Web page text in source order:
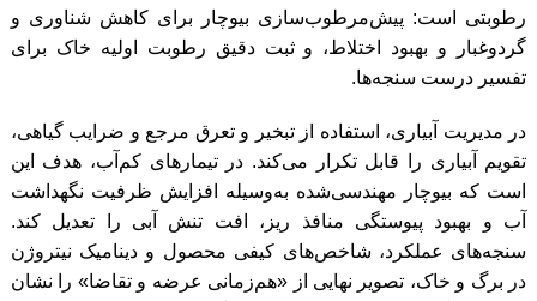
رطوبتی است: پیش‌مرطوب‌سازی بیوچار برای کاهش شناوری و
گردوغبار و بهبود اختلاط، و ثبت دقیق رطوبت اولیه خاک برای
تفسیر درست سنجه‌ها.
در مدیریت آبیاری، استفاده از تبخیر و تعرق مرجع و ضرایب گیاهی،
تقویم آبیاری را قابل تکرار می‌کند. در تیمارهای کم‌آب، هدف این
است که بیوچار مهندسی‌شده به‌وسیله افزایش ظرفیت نگهداشت
آب و بهبود پیوستگی منافذ ریز، افت تنش آبی را تعدیل کند.
سنجه‌های عملکرد، شاخص‌های کیفی محصول و دینامیک نیتروژن
در برگ و خاک، تصویر نهایی از «هم‌زمانی عرضه و تقاضا» را نشان